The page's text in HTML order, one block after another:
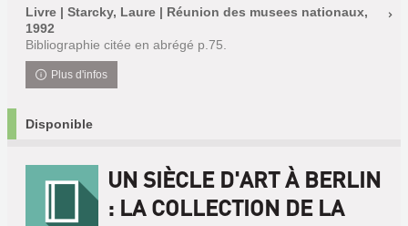
Livre | Starcky, Laure | Réunion des musees nationaux,
1992
Bibliographie citée en abrégé p.75.
Plus d'infos
Disponible
UN SIÈCLE D'ART À BERLIN
: LA COLLECTION DE LA